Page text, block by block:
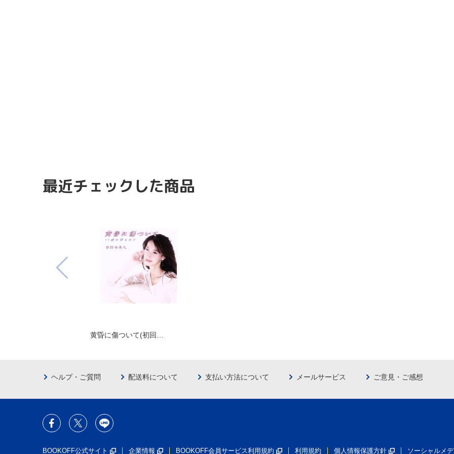
最近チェックした商品
黄昏に傷ついて(初回…
ヘルプ・ご質問 配送料について 支払い方法について メールサービス ご意見・ご感想
BOOKOFF公式サイト 企業情報 BOOKOFF会員サービス利用規約 利用規約 個人情報保護方針 ソーシャルメ